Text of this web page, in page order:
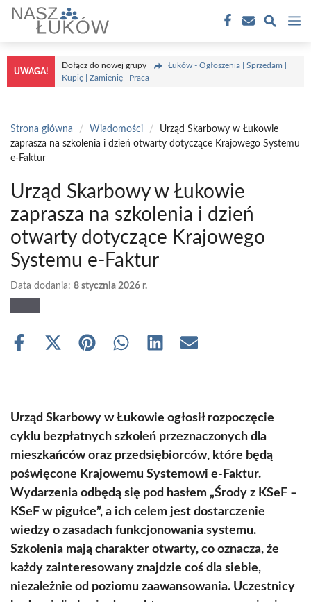
Przejdź
treści
UWAGA!
Dołącz do nowej grupy
Łuków - Ogłoszenia | Sprzedam |
Kupię | Zamienię | Praca
Strona główna / Wiadomości /
Urząd Skarbowy w Łukowie
zaprasza na szkolenia i dzień otwarty dotyczące Krajowego Systemu
e-Faktur
Urząd Skarbowy w Łukowie
zaprasza na szkolenia i dzień
otwarty dotyczące Krajowego
Systemu e-Faktur
Data dodania: 8 stycznia 2026 r.
Share
Share
(Twitter)
Share Share Share Share
Urząd Skarbowy w Łukowie ogłosił rozpoczęcie
cyklu bezpłatnych szkoleń przeznaczonych dla
mieszkańców oraz przedsiębiorców, które będą
poświęcone Krajowemu Systemowi e-Faktur.
Wydarzenia odbędą się pod hasłem „Środy z KSeF –
KSeF w pigułce”, a ich celem jest dostarczenie
wiedzy o zasadach funkcjonowania systemu.
Szkolenia mają charakter otwarty, co oznacza, że
każdy zainteresowany znajdzie coś dla siebie,
niezależnie od poziomu zaawansowania. Uczestnicy